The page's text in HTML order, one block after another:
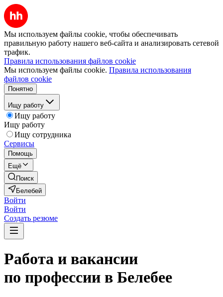
Мы используем файлы cookie, чтобы обеспечивать
правильную работу нашего веб-сайта и анализировать сетевой
трафик.
Правила использования файлов cookie
Мы используем файлы cookie. Правила использования
файлов cookie
Понятно
Ищу работу
Ищу работу
Ищу работу
Ищу сотрудника
Сервисы
Помощь
Ещё
Поиск
Белебей
Войти
Войти
Создать резюме
Работа и вакансии
по профессии в Белебее